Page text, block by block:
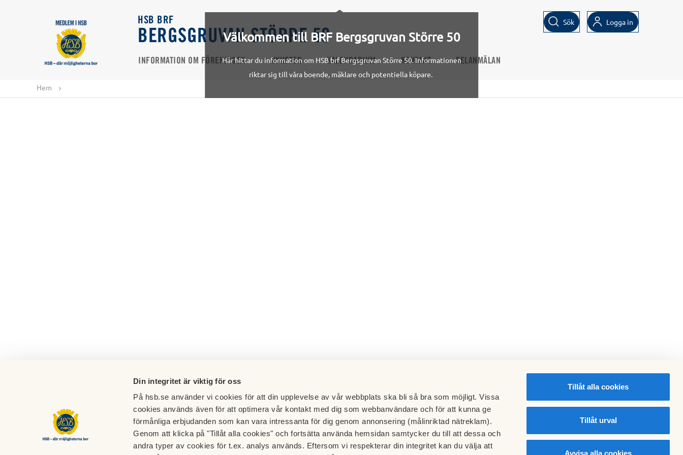
Din integritet är viktig för oss
På hsb.se använder vi cookies för att din upplevelse av vår webbplats ska bli så bra som möjligt. Vissa
cookies används även för att optimera vår kontakt med dig som webbanvändare och för att kunna ge
förmånliga erbjudanden som kan vara intressanta för dig genom annonsering (målinriktad nätreklam).
Genom att klicka på "Tillåt alla cookies" och fortsätta använda hemsidan samtycker du till att dessa och
andra typer av cookies för t.ex. analys används. Eftersom vi respekterar din integritet kan du välja att
Tillåt alla cookies
Tillåt urval
Avvisa alla cookies
HSB BRF
BERGSGRUVAN STÖRRE 50
Sök Logga in
INFORMATION OM FÖRENINGEN NYHETER KALENDARIUM KONTAKT FELANMÄLAN
Hem
Välkommen till BRF Bergsgruvan Större 50
Här hittar du information om HSB brf Bergsgruvan Större 50. Informationen
riktar sig till våra boende, mäklare och potentiella köpare.
Brf Bergsgruvan Större 50